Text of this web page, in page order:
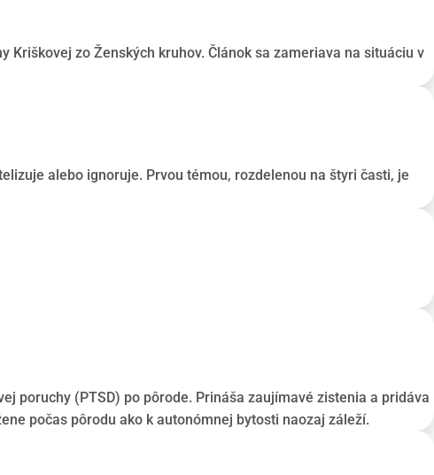
zo Ženských kruhov. Článok sa zameriava na situáciu v
alebo ignoruje. Prvou témou, rozdelenou na štyri časti, je
poruchy (PTSD) po pôrode. Prináša zaujímavé zistenia a pridáva
počas pôrodu ako k autonómnej bytosti naozaj záleží.